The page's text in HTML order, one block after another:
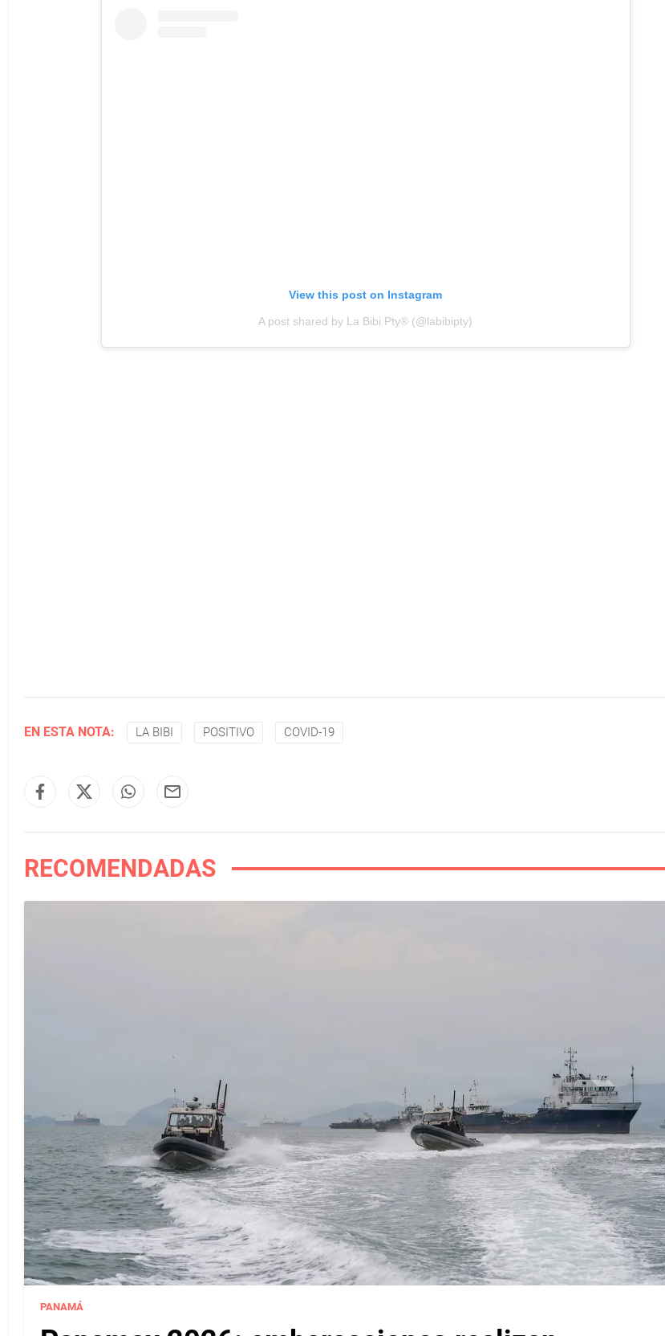
View this post on Instagram
A post shared by La Bibi Pty® (@labibipty)
EN ESTA NOTA: LA BIBI POSITIVO COVID-19
RECOMENDADAS
PANAMÁ